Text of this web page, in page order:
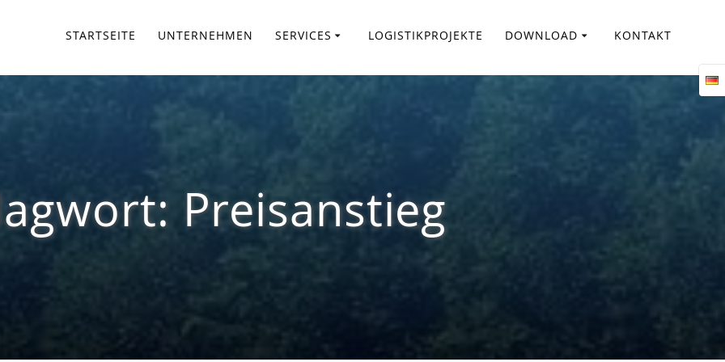
STARTSEITE UNTERNEHMEN SERVICES LOGISTIKPROJEKTE DOWNLOAD KONTAKT
Preisanstieg